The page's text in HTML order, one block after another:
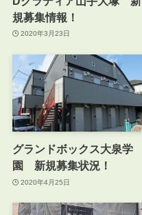
規募集情報！
2020年3月23日
グランドボックス大泉学
園 新規募集状況！
2020年4月25日